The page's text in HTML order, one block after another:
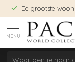
De grootste
MENU